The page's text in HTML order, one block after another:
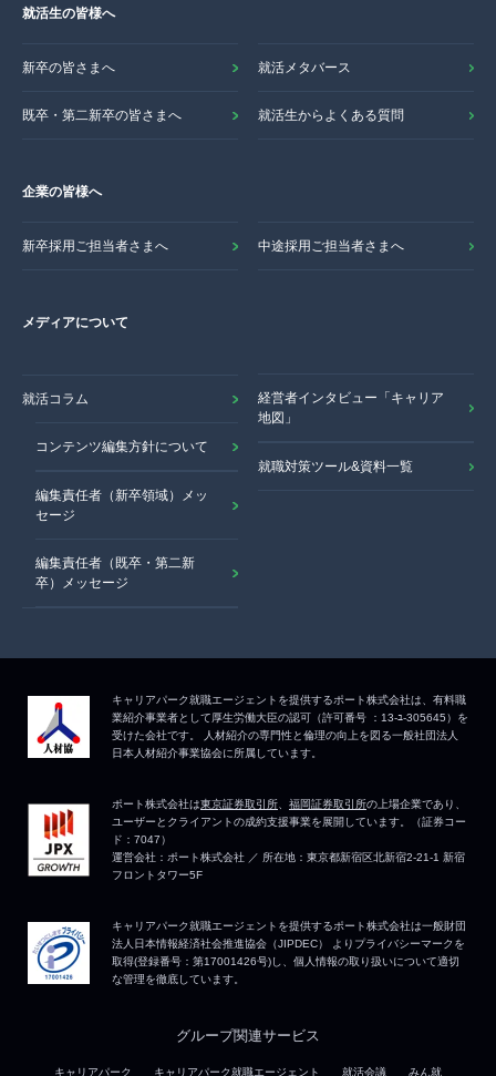
就活生の皆様へ
新卒の皆さまへ 就活メタバース
既卒・第二新卒の皆さまへ 就活生からよくある質問
企業の皆様へ
新卒採用ご担当者さまへ 中途採用ご担当者さまへ
メディアについて
就活コラム
コンテンツ編集方針について
編集責任者（新卒領域）メッ
セージ
編集責任者（既卒・第二新
卒）メッセージ
経営者インタビュー「キャリア
地図」
就職対策ツール&資料一覧